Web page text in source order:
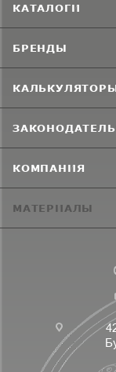
КАТАЛОГИ
БРЕНДЫ
КОМПАНИЯ
МАТЕРИАЛЫ